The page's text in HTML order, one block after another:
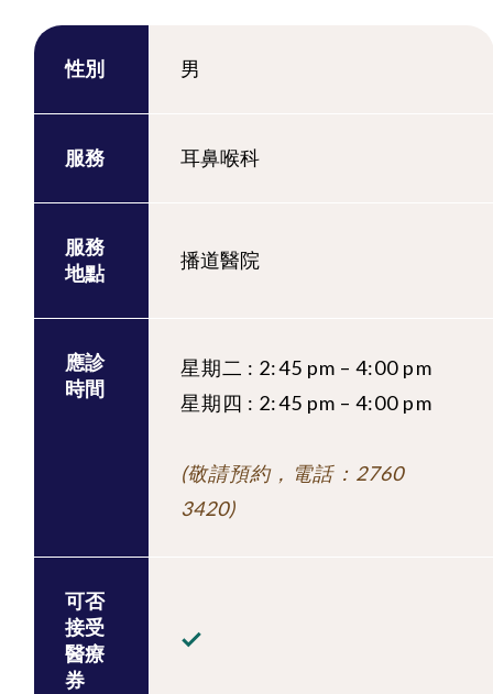
性別 男
服務 耳鼻喉科
服務
地點
播道醫院
應診
時間
星期二 : 2:45 pm – 4:00 pm
星期四 : 2:45 pm – 4:00 pm
(敬請預約，電話：2760
3420)
可否
接受
醫療
券